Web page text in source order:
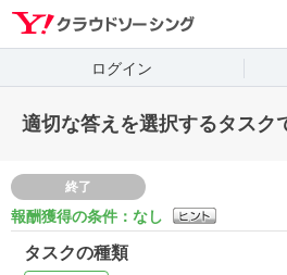
Yahoo!ク
ログイン
適切な答えを選択するタスク
終了
報酬獲得の条件：なし
タスクの種類